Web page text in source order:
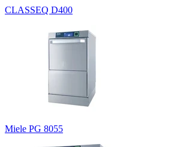
CLASSEQ D400
Miele PG 8055